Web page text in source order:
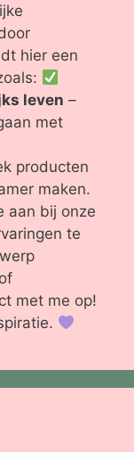
hier een
leven –
met
producten
maken.
aan bij onze
te
met me op!